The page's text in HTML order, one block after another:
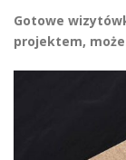
Gotowe
projektem,